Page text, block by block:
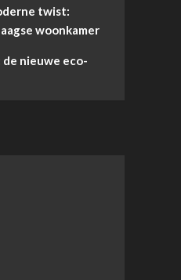
twist:
woonkamer
nieuwe eco-